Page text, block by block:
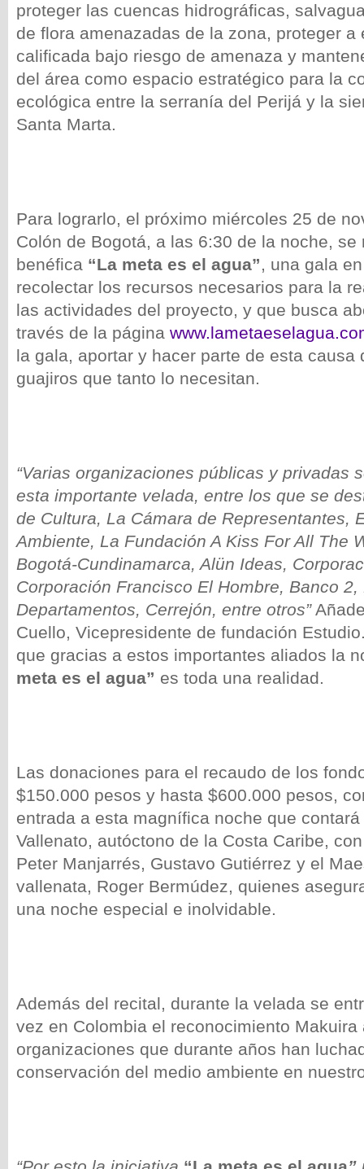
proteger las cuencas hidrográficas,
de flora amenazadas de la zona, proteger a
calificada bajo riesgo de amenaza y
del área como espacio estratégico para la
ecológica entre la serranía del Perijá y la
Santa Marta.
Para lograrlo, el próximo miércoles 25 de
Colón de Bogotá, a las 6:30 de la noche, se
benéfica “La meta es el agua”, una gala
recolectar los recursos necesarios para la
las actividades del proyecto, y que busca
través de la página
la gala, aportar y hacer parte de esta causa
guajiros que tanto lo necesitan.
“Varias organizaciones públicas y privadas
esta importante velada, entre los que se
de Cultura, La Cámara de Representantes,
Ambiente, La Fundación A Kiss For All The
Bogotá-Cundinamarca, Alün Ideas,
Corporación Francisco El Hombre, Banco
Departamentos, Cerrejón, entre otros”
Cuello, Vicepresidente de fundación
que gracias a estos importantes aliados la
meta es el agua” es toda una realidad.
Las donaciones para el recaudo de los
$150.000 pesos y hasta $600.000 pesos,
entrada a esta magnífica noche que
Vallenato, autóctono de la Costa Caribe,
Peter Manjarrés, Gustavo Gutiérrez y el
vallenata, Roger Bermúdez, quienes
una noche especial e inolvidable.
Además del recital, durante la velada se
vez en Colombia el reconocimiento Makuira
organizaciones que durante años han
conservación del medio ambiente en